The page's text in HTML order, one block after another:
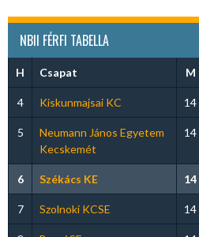
NBII FÉRFI TABELLA
H Csapat M
4 Kiskunmajsai KC 14
5
Neumann János Egyetem
Kecskemét
14
6 Székács KE 14
7 Szolnoki KCSE 14